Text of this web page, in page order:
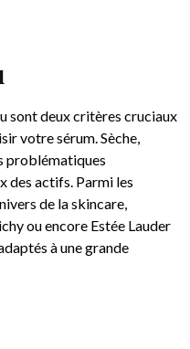
sont deux critères cruciaux
votre sérum. Sèche,
problématiques
des actifs. Parmi les
de la skincare,
ou encore Estée Lauder
à une grande